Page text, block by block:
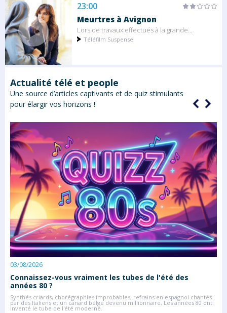
23:00
Meurtres à Avignon
Lors de travaux effectués à la grande...
Téléfilm Suspense
Actualité télé et people
Une source d’articles captivants et de quiz stimulants
pour élargir vos horizons !
03/08/2026
Connaissez-vous vraiment les tubes de l'été des
années 80 ?
Synthés criards, chorégraphies improbables, refrains en espagnol chantés
par des Italiens et un canard belge devenu millionnaire. Les années 80 ont
inventé le tube de l'été moderne.